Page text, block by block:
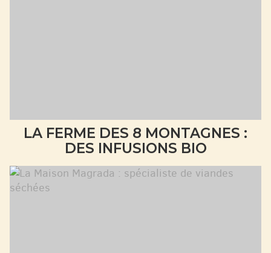
LA FERME DES 8 MONTAGNES :
DES INFUSIONS BIO